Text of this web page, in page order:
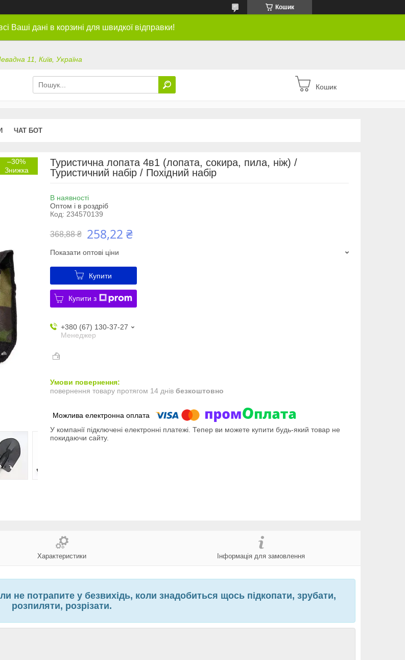
Кошик
Ваші дані в корзині для швидкої відправки!
11, Київ, Україна
Кошик
ЧАТ БОТ
–30%
Туристична лопата 4в1 (лопата, сокира, пила, ніж) /
Туристичний набір / Похідний набір
В наявності
Оптом і в роздріб
Код: 234570139
368,88 ₴ 258,22 ₴
Показати оптові ціни
Купити
Купити з
+380 (67) 130-37-27
Менеджер
повернення товару протягом 14 днів безкоштовно
У компанії підключені електронні платежі. Тепер ви можете купити будь-який товар не
покидаючи сайту.
Характеристики Інформація для замовлення
не потрапите у безвихідь, коли знадобиться щось підкопати, зрубати,
розпиляти, розрізати.